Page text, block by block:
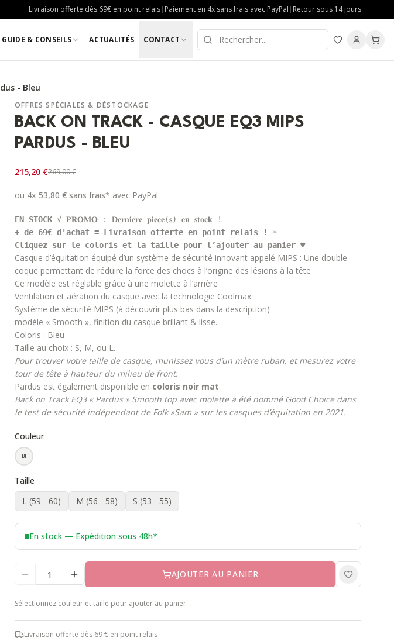
Livraison offerte dès 69€ en point relais| Paiement en 4x sans frais avec PayPal | Retour sous 14 jours
GUIDE & CONSEILS ACTUALITÉS CONTACT
- Bleu
OFFRES SPÉCIALES & DÉSTOCKAGE
BACK ON TRACK - CASQUE EQ3 MIPS
PARDUS - BLEU
215,20 €269,00 €
ou 4x 53,80 € sans frais* avec PayPal
EN STOCK
+ de 69€ d'achat = Livraison offerte en point relais !
Cliquez sur le coloris et la taille pour l’ajouter au panier ♥
Casque d’équitation équipé d’un système de sécurité innovant appelé MIPS : Une double
coque permettant de réduire la force des chocs à l’origine des lésions à la tête
Ce modèle est réglable grâce à une molette à l’arrière
Ventilation et aération du casque avec la technologie Coolmax.
Système de sécurité MIPS (à découvrir plus bas dans la description)
modèle « Smooth », finition du casque brillant & lisse.
Coloris : Bleu
Taille au choix : S, M, ou L.
Pour trouver votre taille de casque, munissez vous d’un mètre ruban, et mesurez votre
tour de tête à hauteur du milieu de front.
Pardus est également disponible en coloris noir mat
Back on Track EQ3 « Pardus » Smooth top avec molette a été nommé Good Choice dans
le test de sécurité indépendant de Folk »Sam » sur les casques d’équitation en 2021.
Couleur
Bl
Taille
L (59 - 60)
M (56 - 58) S (53 - 55)
En stock — Expédition sous 48h*
AJOUTER AU PANIER
Sélectionnez couleur et taille pour ajouter au panier
Livraison offerte dès 69 € en point relais